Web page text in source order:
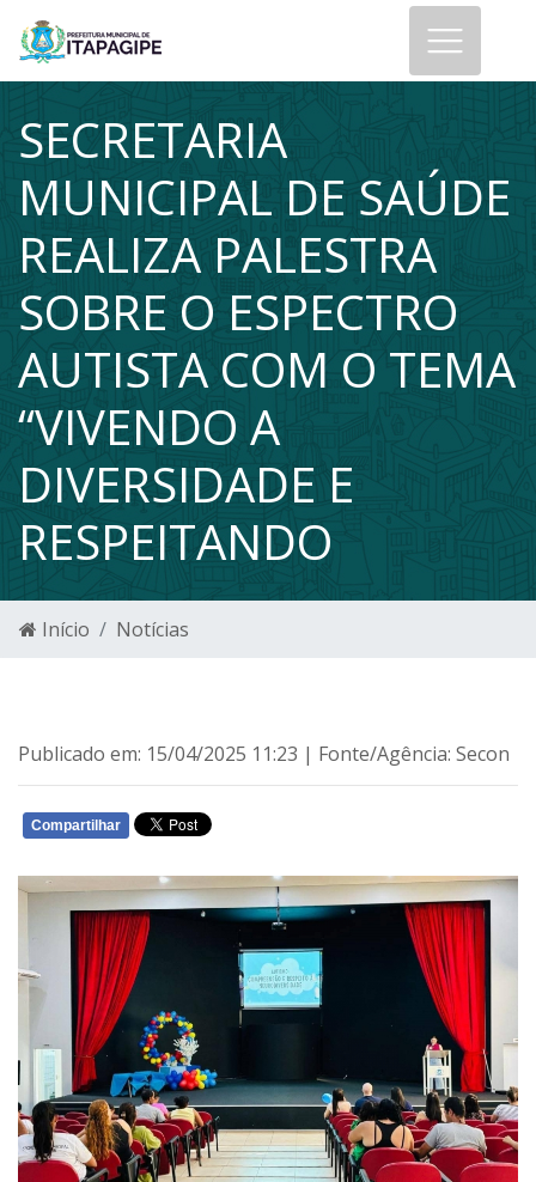
SECRETARIA
MUNICIPAL DE SAÚDE
REALIZA PALESTRA
SOBRE O ESPECTRO
AUTISTA COM O TEMA
“VIVENDO A
DIVERSIDADE E
RESPEITANDO
Início Notícias
Publicado em: 15/04/2025 11:23 | Fonte/Agência: Secon
Compartilhar